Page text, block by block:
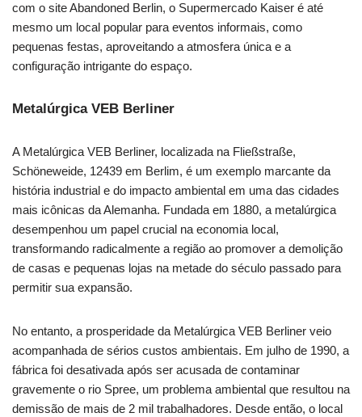
com o site Abandoned Berlin, o Supermercado Kaiser é até
mesmo um local popular para eventos informais, como
pequenas festas, aproveitando a atmosfera única e a
configuração intrigante do espaço.
Metalúrgica VEB Berliner
A Metalúrgica VEB Berliner, localizada na Fließstraße,
Schöneweide, 12439 em Berlim, é um exemplo marcante da
história industrial e do impacto ambiental em uma das cidades
mais icônicas da Alemanha. Fundada em 1880, a metalúrgica
desempenhou um papel crucial na economia local,
transformando radicalmente a região ao promover a demolição
de casas e pequenas lojas na metade do século passado para
permitir sua expansão.
No entanto, a prosperidade da Metalúrgica VEB Berliner veio
acompanhada de sérios custos ambientais. Em julho de 1990, a
fábrica foi desativada após ser acusada de contaminar
gravemente o rio Spree, um problema ambiental que resultou na
demissão de mais de 2 mil trabalhadores. Desde então, o local